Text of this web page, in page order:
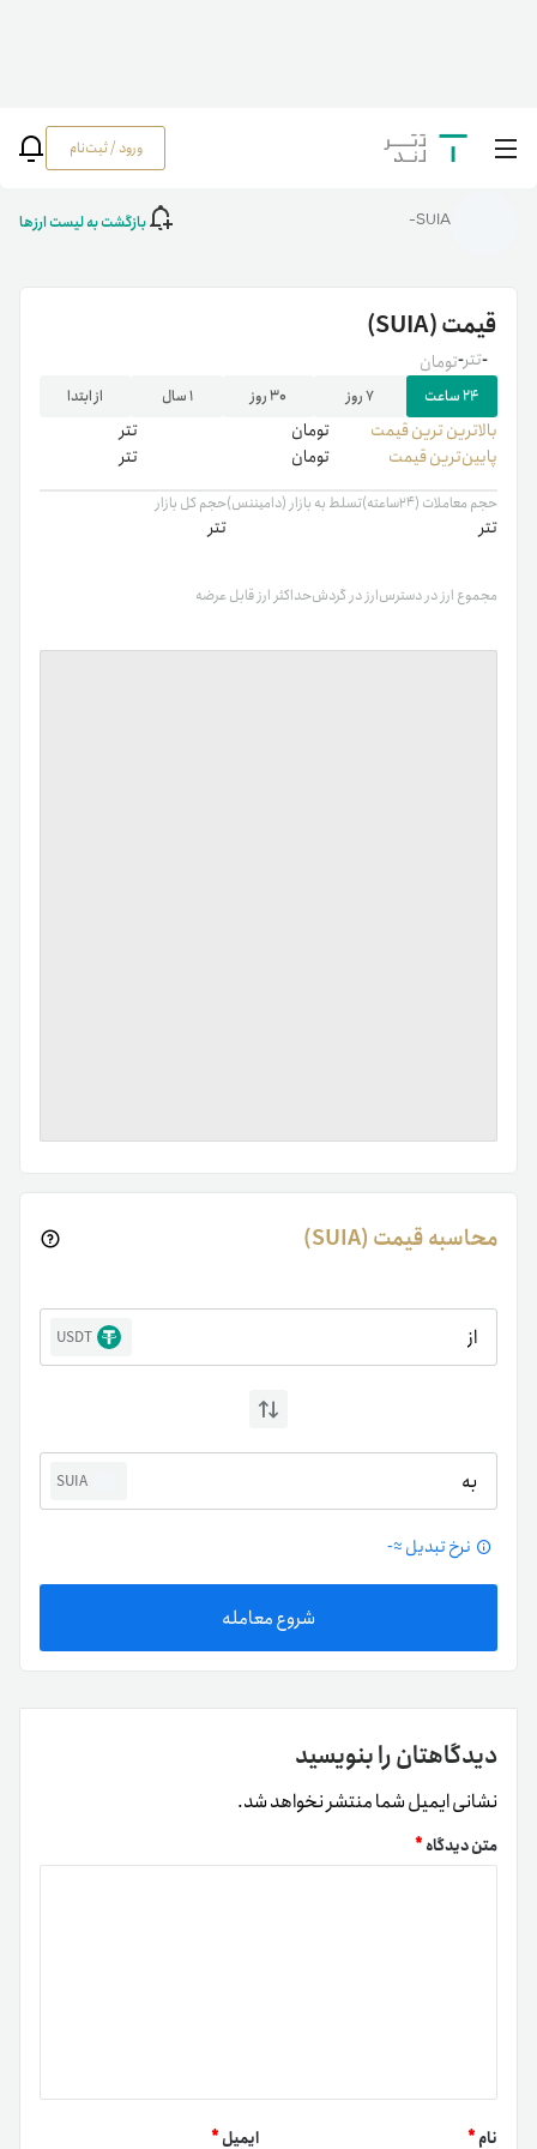
ورود / ثبت‌نام خانه رمزارزها/
SUIA
SUIA- بازگشت به لیست ارزها
قیمت(SUIA)
-تومان -تتر
۲۴ ساعت ۷ روز ۳۰ روز ۱ سال از ابتدا
بالاترین ‌ترین قیمت تومان
تتر
پایین‌ترین قیمت
تومان تتر
حجم معاملات (۲۴ساعته)
تتر
تسلط به بازار (دامیننس)حجم کل بازار
تتر
مجموع ارز در دسترسارز در گردشحداکثر ارز قابل عرضه
محاسبه قیمت (SUIA)
از USDT
به SUIA
نرخ تبدیل ≈-
شروع معامله
دیدگاهتان را بنویسید
نشانی ایمیل شما منتشر نخواهد شد.
متن دیدگاه*
نام* ایمیل*